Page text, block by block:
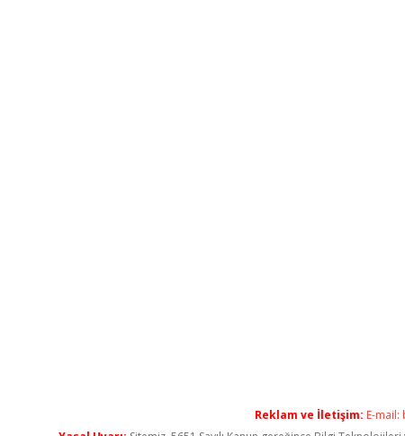
Reklam ve İletişim: E-mail: